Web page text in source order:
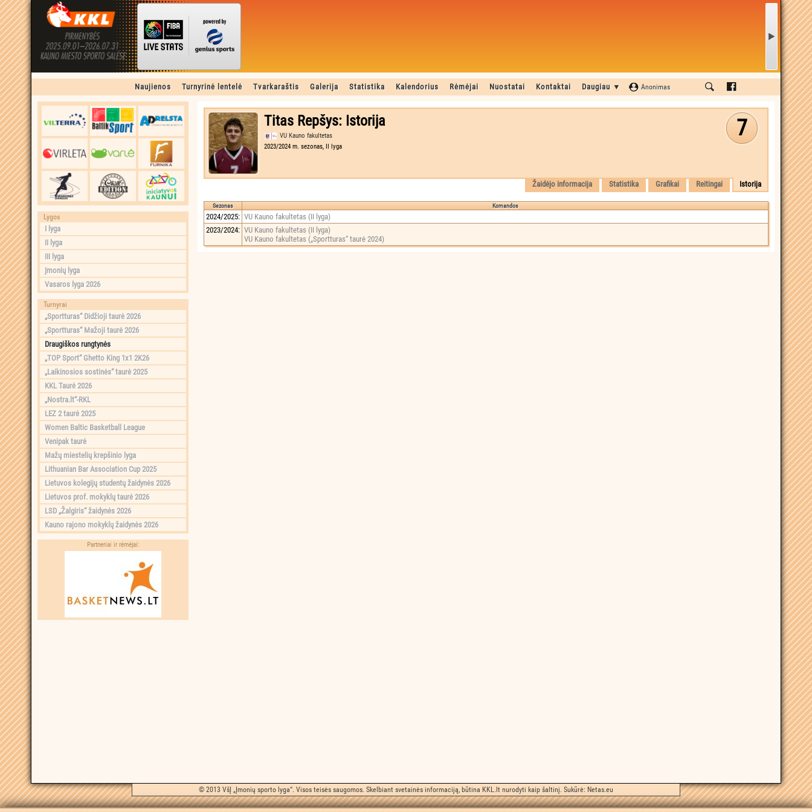
Naujienos Turnyrinė lentelė Tvarkaraštis Galerija Statistika Kalendorius Rėmėjai Nuostatai Kontaktai Daugiau ▼ Anonimas
Lygos
I lyga
II lyga
III lyga
Įmonių lyga
Vasaros lyga 2026
Turnyrai
„Sportturas“ Didžioji taurė 2026
„Sportturas“ Mažoji taurė 2026
Draugiškos rungtynės
„TOP Sport“ Ghetto King 1x1 2K26
„Laikinosios sostinės“ taurė 2025
KKL Taurė 2026
„Nostra.lt“-RKL
LEZ 2 taurė 2025
Women Baltic Basketball League
Venipak taurė
Mažų miestelių krepšinio lyga
Lithuanian Bar Association Cup 2025
Lietuvos kolegijų studentų žaidynės 2026
Lietuvos prof. mokyklų taurė 2026
LSD „Žalgiris“ žaidynės 2026
Kauno rajono mokyklų žaidynės 2026
Partneriai ir rėmėjai:
7
Titas Repšys: Istorija
VU Kauno fakultetas
2023/2024 m. sezonas, II lyga
Žaidėjo informacija Statistika Grafikai Reitingai Istorija
Sezonas Komandos
2024/2025: VU Kauno fakultetas (II lyga)
2023/2024: VU Kauno fakultetas (II lyga)
VU Kauno fakultetas („Sportturas“ taurė 2024)
© 2013 VšĮ „Įmonių sporto lyga“. Visos teisės saugomos. Skelbiant svetainės informaciją, būtina KKL.lt nurodyti kaip šaltinį. Sukūrė: Netas.eu